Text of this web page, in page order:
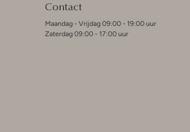
Contact
Maandag - Vrijdag 09:00 - 19:00 uur
Zaterdag 09:00 - 17:00 uur